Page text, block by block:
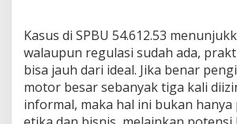
Kasus di SPBU 54.612.53
walaupun regulasi sudah ada,
bisa jauh dari ideal. Jika benar
motor besar sebanyak tiga kali
informal, maka hal ini bukan